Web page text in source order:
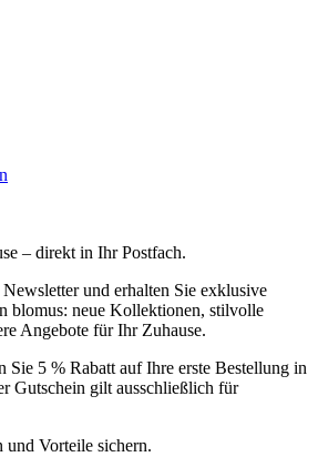
– direkt in Ihr Postfach.
und erhalten Sie exklusive
blomus: neue Kollektionen, stilvolle
Angebote für Ihr Zuhause.
Sie 5 % Rabatt auf Ihre erste Bestellung in
Gutschein gilt ausschließlich für
und Vorteile sichern.